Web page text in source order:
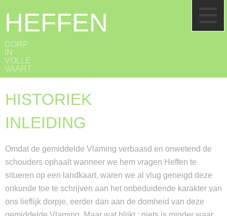
HEFFEN
DORP
IN
VOLLE
VAART
HISTORIEK
INLEIDING
Omdat de gemiddelde Vlaming verbaasd en onwetend de
schouders ophaalt wanneer we hem vragen Heffen te
situeren op een landkaart, waren we al vlug geneigd deze
onkunde toe te schrijven aan het onbeduidende karakter van
ons lieflijk dorpje, eerder dan aan de domheid van deze